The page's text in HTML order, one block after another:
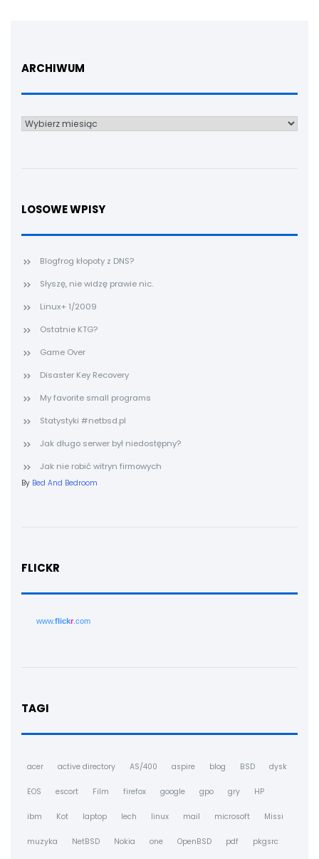
ARCHIWUM
Archiwum
LOSOWE WPISY
Blogfrog kłopoty z DNS?
Słyszę, nie widzę prawie nic.
Linux+ 1/2009
Ostatnie KTG?
Game Over
Disaster Key Recovery
My favorite small programs
Statystyki #netbsd.pl
Jak długo serwer był niedostępny?
Jak nie robić witryn firmowych
By Bed And Bedroom
FLICKR
www.flickr.com
TAGI
acer active directory AS/400 aspire blog BSD dysk
EOS escort Film firefox google gpo gry HP
ibm Kot laptop lech linux mail microsoft Missi
muzyka NetBSD Nokia one OpenBSD pdf pkgsrc